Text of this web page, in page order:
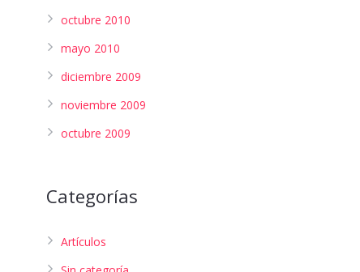
octubre 2010
mayo 2010
diciembre 2009
noviembre 2009
octubre 2009
Categorías
Artículos